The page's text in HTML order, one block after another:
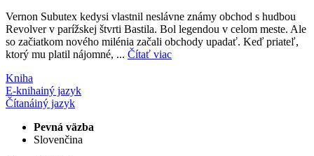
Vernon Subutex kedysi vlastnil neslávne známy obchod s hudbou
Revolver v parížskej štvrti Bastila. Bol legendou v celom meste. Ale
so začiatkom nového milénia začali obchody upadať. Keď priateľ,
ktorý mu platil nájomné, ... Čítať viac
Kniha
E-knihainý jazyk
Čítanáiný jazyk
Pevná väzba
Slovenčina